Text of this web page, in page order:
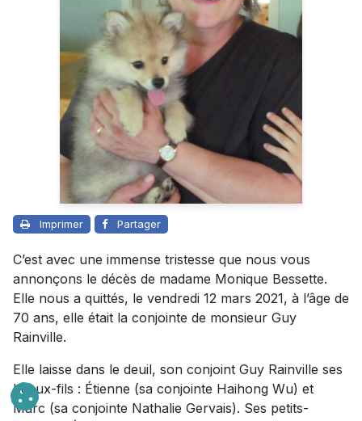
Imprimer Partager
C’est avec une immense tristesse que nous vous
annonçons le décès de madame Monique Bessette.
Elle nous a quittés, le vendredi 12 mars 2021, à l’âge de
70 ans, elle était la conjointe de monsieur Guy
Rainville.
Elle laisse dans le deuil, son conjoint Guy Rainville ses
beaux-fils : Étienne (sa conjointe Haihong Wu) et
Marc (sa conjointe Nathalie Gervais). Ses petits-